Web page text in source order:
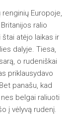
Europoje,
ralio
atėjo laikas ir
dalyje. Tiesa,
o rudeniškai
priklausydavo
panašu, kad
belgai raliuoti
į vėlyvą rudenį.